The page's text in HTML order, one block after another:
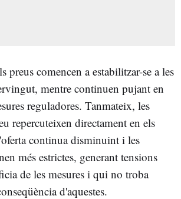
preus comencen a estabilitzar-se a les
mentre continuen pujant en
reguladores. Tanmateix, les
repercuteixen directament en els
continua disminuint i les
més estrictes, generant tensions
de les mesures i qui no troba
d'aquestes.